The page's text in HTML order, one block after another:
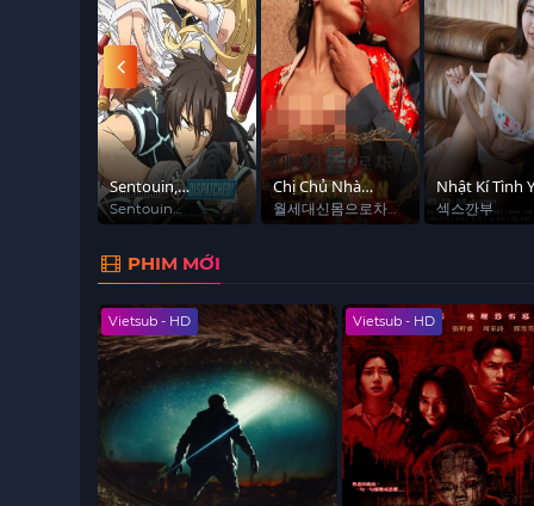
Sentouin,
hakenshimasu!
Sentouin
Hakenshimasu!
Chị Chủ Nhà
Muốn Lấy Sức Để
월세대신몸으로차
려낸여사장의술상
Nhật Kí Tình
Của Tae
섹스깐부
PHIM MỚI
Vietsub - HD Vietsub - HD